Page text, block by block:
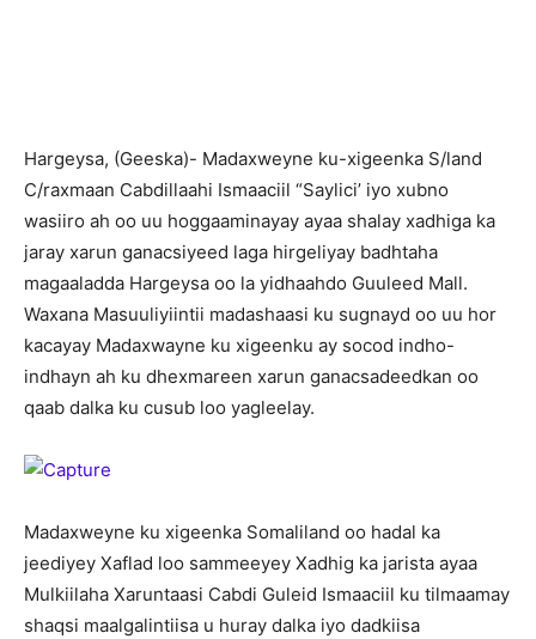
Hargeysa, (Geeska)- Madaxweyne ku-xigeenka S/land
C/raxmaan Cabdillaahi Ismaaciil “Saylici’ iyo xubno
wasiiro ah oo uu hoggaaminayay ayaa shalay xadhiga ka
jaray xarun ganacsiyeed laga hirgeliyay badhtaha
magaaladda Hargeysa oo la yidhaahdo Guuleed Mall.
Waxana Masuuliyiintii madashaasi ku sugnayd oo uu hor
kacayay Madaxwayne ku xigeenku ay socod indho-
indhayn ah ku dhexmareen xarun ganacsadeedkan oo
qaab dalka ku cusub loo yagleelay.
Madaxweyne ku xigeenka Somaliland oo hadal ka
jeediyey Xaflad loo sammeeyey Xadhig ka jarista ayaa
Mulkiilaha Xaruntaasi Cabdi Guleid Ismaaciil ku tilmaamay
shaqsi maalgalintiisa u huray dalka iyo dadkiisa